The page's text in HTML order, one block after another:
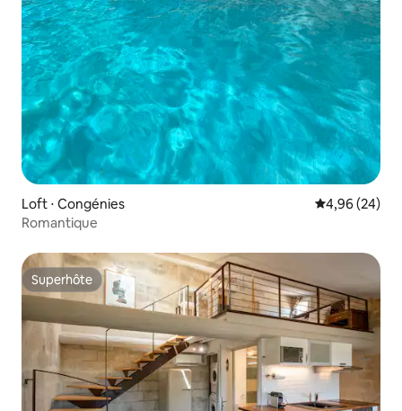
Loft ⋅ Congénies Évaluation
4,96 (24)
Romantique
Superhôte
Superhôte